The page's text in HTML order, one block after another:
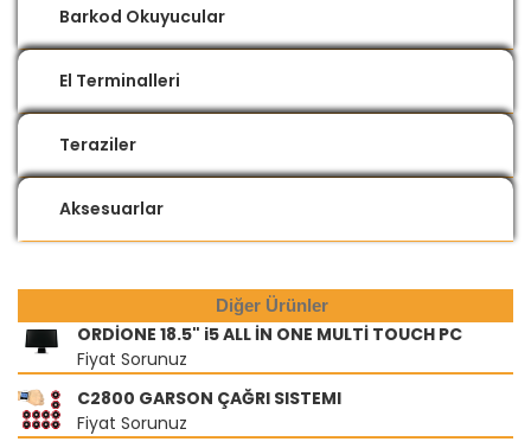
Barkod Okuyucular
El Terminalleri
Teraziler
Aksesuarlar
Diğer Ürünler
ORDİONE 18.5" i5 ALL İN ONE MULTİ TOUCH PC
Fiyat Sorunuz
C2800 GARSON ÇAĞRI SISTEMI
Fiyat Sorunuz